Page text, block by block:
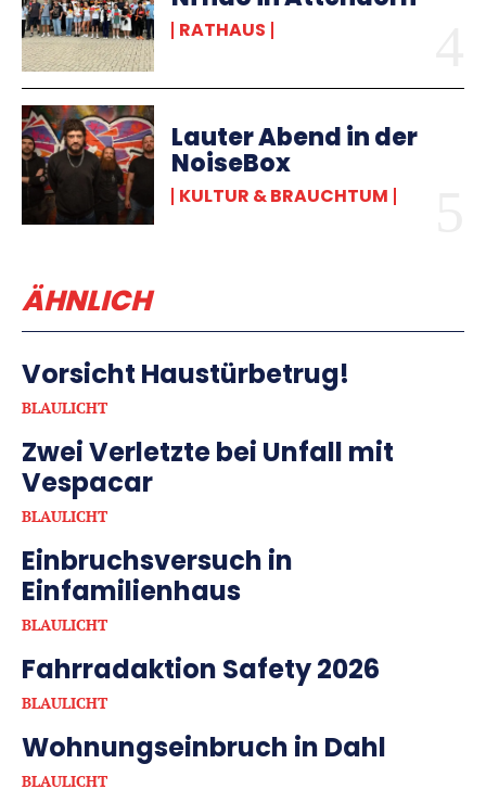
RATHAUS
Lauter Abend in der
NoiseBox
KULTUR & BRAUCHTUM
ÄHNLICH
Vorsicht Haustürbetrug!
BLAULICHT
Zwei Verletzte bei Unfall mit
Vespacar
BLAULICHT
Einbruchsversuch in
Einfamilienhaus
BLAULICHT
Fahrradaktion Safety 2026
BLAULICHT
Wohnungseinbruch in Dahl
BLAULICHT